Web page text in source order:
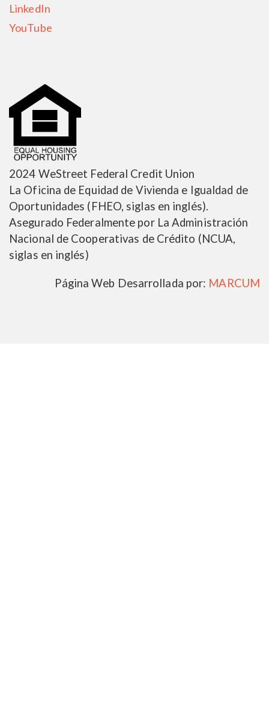
LinkedIn
YouTube
2024 WeStreet Federal Credit Union
La Oficina de Equidad de Vivienda e Igualdad de
Oportunidades (FHEO, siglas en inglés).
Asegurado Federalmente por La Administración
Nacional de Cooperativas de Crédito (NCUA,
siglas en inglés)
Página Web Desarrollada por: MARCUM